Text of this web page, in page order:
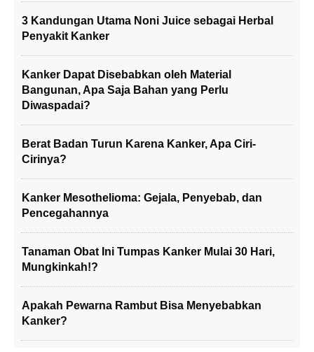
3 Kandungan Utama Noni Juice sebagai Herbal
Penyakit Kanker
Kanker Dapat Disebabkan oleh Material
Bangunan, Apa Saja Bahan yang Perlu
Diwaspadai?
Berat Badan Turun Karena Kanker, Apa Ciri-
Cirinya?
Kanker Mesothelioma: Gejala, Penyebab, dan
Pencegahannya
Tanaman Obat Ini Tumpas Kanker Mulai 30 Hari,
Mungkinkah!?
Apakah Pewarna Rambut Bisa Menyebabkan
Kanker?